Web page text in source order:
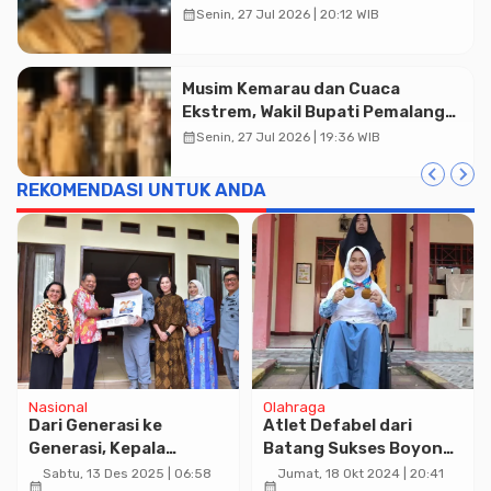
TBC Terintegrasi di Mulyoharjo
calendar_monthSenin, 27 Jul 2026 | 20:12 WIB
Musim Kemarau dan Cuaca
Ekstrem, Wakil Bupati Pemalang
Ingatkan ASN Waspada Bahaya
calendar_monthSenin, 27 Jul 2026 | 19:36 WIB
REKOMENDASI UNTUK ANDA
Nasional
Dari Generasi ke
Generasi, Kepala
Bakamla RI Anjangsana
calendar_month
Sabtu, 13 Des 2025 | 06:58
Olahraga
Atlet Defabel dari
Batang Sukses Boyong
2 Mendali Emas Diajang
calendar_month
Jumat, 18 Okt 2024 | 20:41